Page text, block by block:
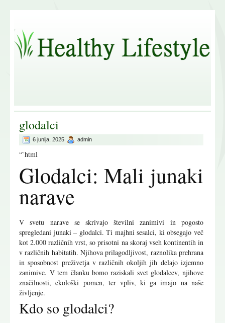
glodalci
6 junija, 2025 admin
“`html
Glodalci: Mali junaki
narave
V svetu narave se skrivajo številni zanimivi in pogosto
spregledani junaki – glodalci. Ti majhni sesalci, ki obsegajo več
kot 2.000 različnih vrst, so prisotni na skoraj vseh kontinentih in
v različnih habitatih. Njihova prilagodljivost, raznolika prehrana
in sposobnost preživetja v različnih okoljih jih delajo izjemno
zanimive. V tem članku bomo raziskali svet glodalcev, njihove
značilnosti, ekološki pomen, ter vpliv, ki ga imajo na naše
življenje.
Kdo so glodalci?